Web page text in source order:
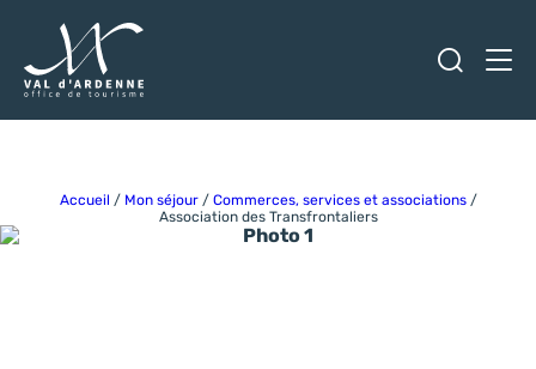
Accueil / Mon séjour/ Commerces, services et associations/
Association des Transfrontaliers
Photo 1